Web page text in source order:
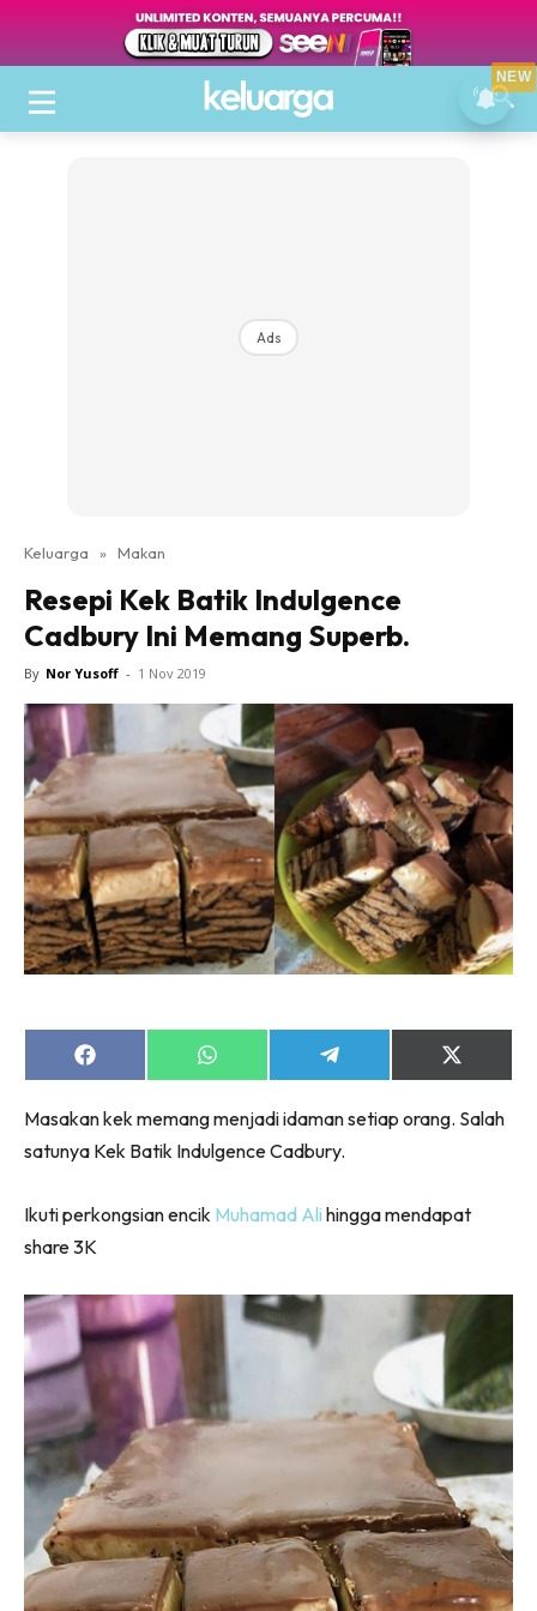
Ads
Keluarga » Makan
Resepi Kek Batik Indulgence
Cadbury Ini Memang Superb.
By Nor Yusoff - 1 Nov 2019
Share
on
Share
on
Share
on
Share
on
(Twitter)
Masakan kek memang menjadi idaman setiap orang. Salah
satunya Kek Batik Indulgence Cadbury.
Ikuti perkongsian encik Muhamad Ali hingga mendapat
share 3K
NEW